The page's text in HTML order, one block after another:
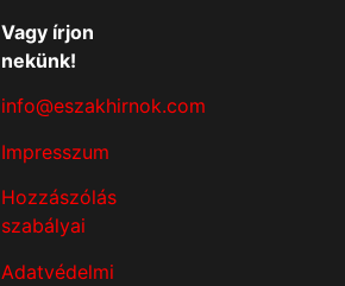
Vagy írjon
nekünk!
info@eszakhirnok.com
Impresszum
Hozzászólás
szabályai
Adatvédelmi